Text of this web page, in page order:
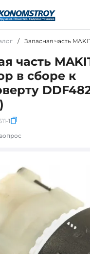
/
часть
в сборе к
1